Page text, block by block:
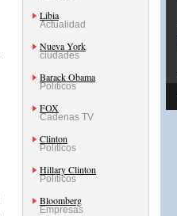
Libia
Actualidad
Nueva York
ciudades
Barack Obama
Políticos
FOX
Cadenas TV
Clinton
Políticos
Hillary Clinton
Políticos
Bloomberg
Empresas